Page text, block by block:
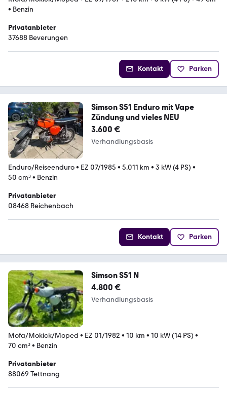
• Benzin
Privatanbieter
37688 Beverungen
Kontakt Parken
Simson S51 Enduro mit Vape
Zündung und vieles NEU
3.600 €
Verhandlungsbasis
Enduro/Reiseenduro• EZ 07/1985 • 5.011 km • 3 kW (4 PS) •
50 cm³• Benzin
Privatanbieter
08468 Reichenbach
Kontakt Parken
Simson S51 N
4.800 €
Verhandlungsbasis
Mofa/Mokick/Moped • EZ 01/1982 • 10 km • 10 kW (14 PS) •
70 cm³• Benzin
Privatanbieter
88069 Tettnang